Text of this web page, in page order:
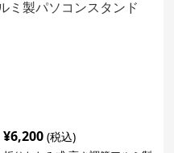
¥6,200 (税込)